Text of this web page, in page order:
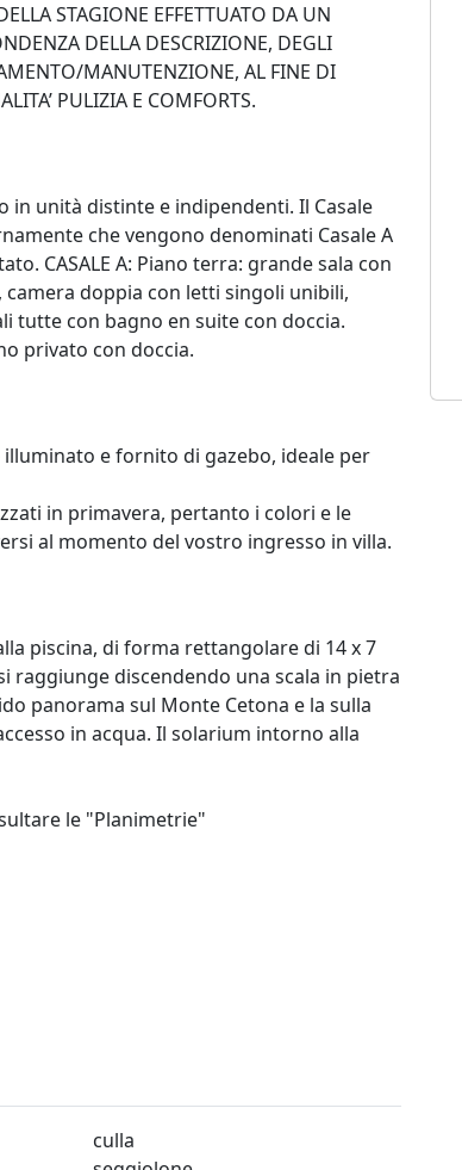
STAGIONE EFFETTUATO DA UN
DELLA DESCRIZIONE, DEGLI
MANUTENZIONE, AL FINE DI
PULIZIA E COMFORTS.
in unità distinte e indipendenti. Il Casale
che vengono denominati Casale A
CASALE A: Piano terra: grande sala con
doppia con letti singoli unibili,
tutte con bagno en suite con doccia.
privato con doccia.
e fornito di gazebo, ideale per
in primavera, pertanto i colori e le
al momento del vostro ingresso in villa.
piscina, di forma rettangolare di 14 x 7
raggiunge discendendo una scala in pietra
panorama sul Monte Cetona e la sulla
in acqua. Il solarium intorno alla
le "Planimetrie"
culla